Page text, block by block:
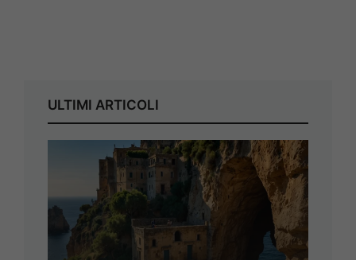
ULTIMI ARTICOLI